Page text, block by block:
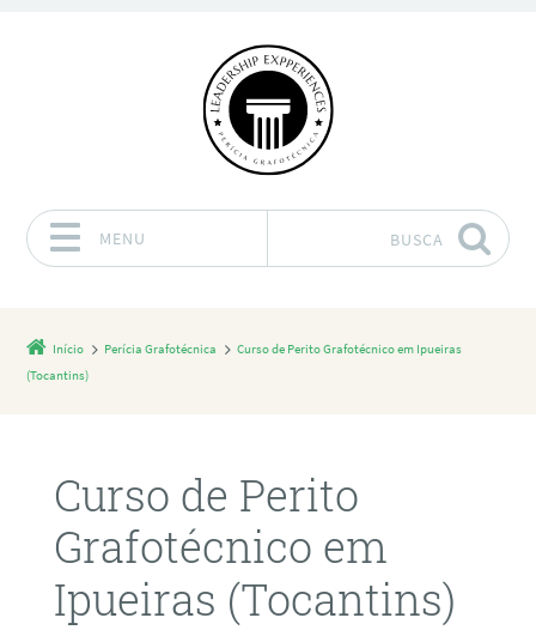
MENU BUSCA
Início Perícia Grafotécnica
Curso de Perito Grafotécnico em Ipueiras
(Tocantins)
Curso de Perito
Grafotécnico em
Ipueiras (Tocantins)